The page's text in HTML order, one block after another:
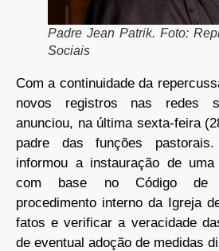
Padre Jean Patrik. Foto:
Sociais
Com a continuidade da
novos registros nas redes
anunciou, na última sexta-feira
padre das funções
informou a instauração de
com base no Código de
procedimento interno da Igreja
fatos e verificar a veracidade
de eventual adoção de medidas